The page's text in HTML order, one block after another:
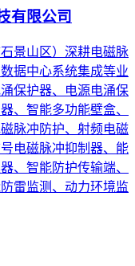
有限公司
景山区）深耕电磁脉
据中心系统集成等业
保护器、电源电涌保
、智能多功能壁盒、
脉冲防护、射频电磁
电磁脉冲抑制器、能
、智能防护传输端、
雷监测、动力环境监